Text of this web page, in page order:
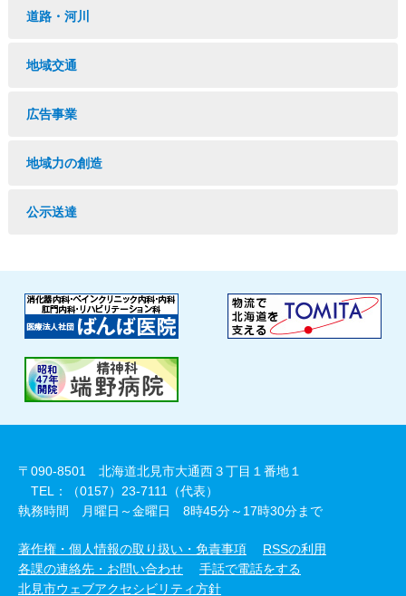
道路・河川
地域交通
広告事業
地域力の創造
公示送達
〒090-8501 北海道北見市大通西３丁目１番地１
TEL：（0157）23-7111（代表）
執務時間 月曜日～金曜日 8時45分～17時30分まで
著作権・個人情報の取り扱い・免責事項
RSSの利用
各課の連絡先・お問い合わせ
手話で電話をする
北見市ウェブアクセシビリティ方針